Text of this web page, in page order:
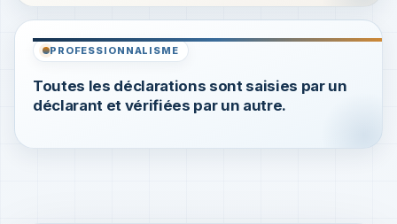
PROFESSIONNALISME
Toutes les déclarations sont saisies par un
déclarant et vérifiées par un autre.